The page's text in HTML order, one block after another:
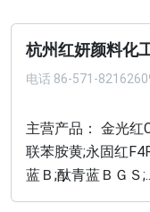
杭州红妍颜料化
电话 86-571-
主营产品： 金光红
联苯胺黄;永固红
蓝Ｂ;酞青蓝ＢＧＳ